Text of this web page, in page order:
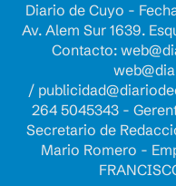
Diario de Cuyo -
Av. Alem Sur 1639.
Contacto:
/
264 5045343 -
Secretario de
Mario Romero -